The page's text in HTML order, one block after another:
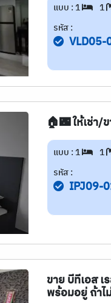
แบบ : 1 1
รหัส :
VLD05-
🏠🌃 ให้เช่า
แบบ : 1 1
รหัส :
IPJ09-
ขาย บีทีเอส
พร้อมอยู่ ถ้า